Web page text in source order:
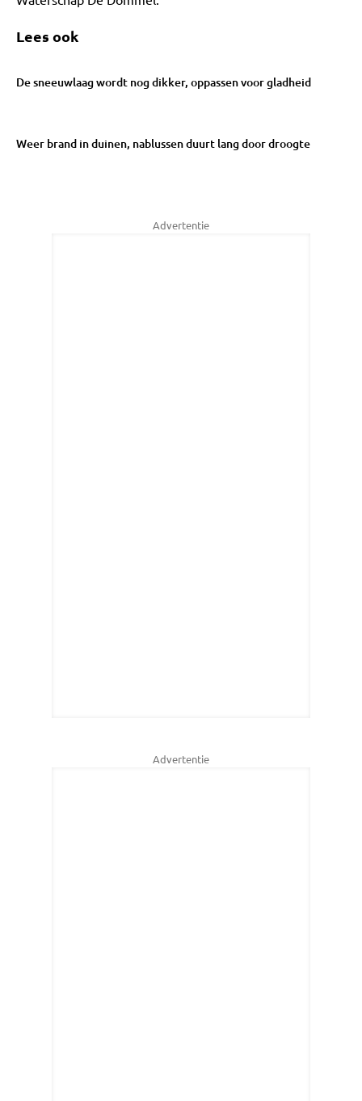
Lees ook
De sneeuwlaag wordt nog dikker, oppassen voor gladheid
Weer brand in duinen, nablussen duurt lang door droogte
Advertentie
Advertentie